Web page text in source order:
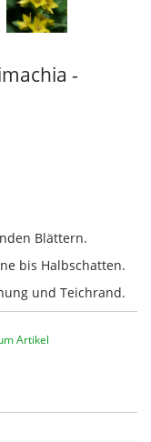
-
Blättern.
bis Halbschatten.
und Teichrand.
Artikel